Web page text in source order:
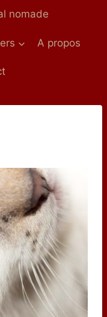
nomade
A propos